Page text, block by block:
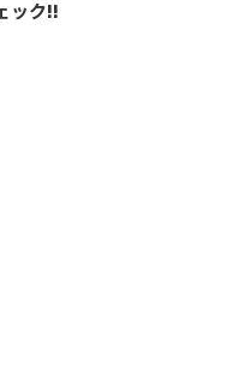
ック!!